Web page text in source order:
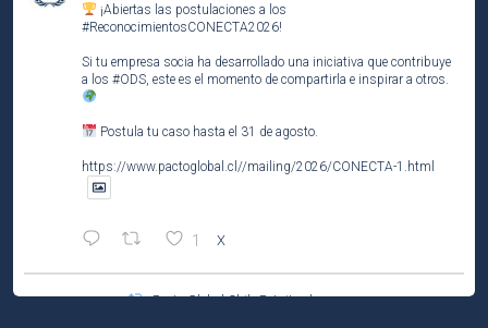
¡Abiertas las postulaciones a los
#ReconocimientosCONECTA2026!
Si tu empresa socia ha desarrollado una iniciativa que contribuye
a los #ODS , este es el momento de compartirla e inspirar a otros.
Postula tu caso hasta el 31 de agosto.
https://www.pactoglobal.cl//mailing/2026/CONECTA-1.html
1 X
Pacto Global Chile Retuiteado